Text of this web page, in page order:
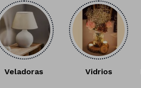
Veladoras Vidrios